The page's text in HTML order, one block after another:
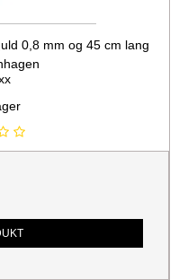
0,8 mm og 45 cm lang